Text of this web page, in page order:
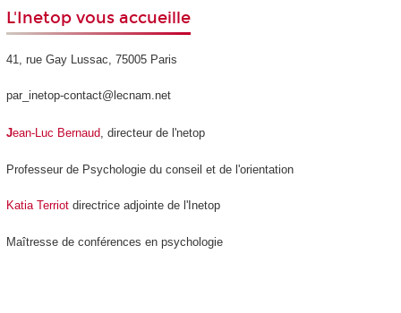
L'Inetop vous accueille
41, rue Gay Lussac, 75005 Paris
par_inetop-contact@lecnam.net
Jean-Luc Bernaud, directeur de l'netop
Professeur de Psychologie du conseil et de l'orientation
Katia Terriotdirectrice adjointe de l'Inetop
Maîtresse de conférences en psychologie